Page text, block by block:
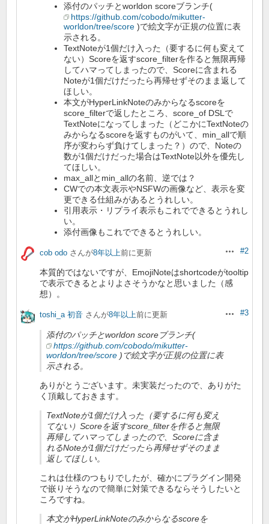
添付のパッチとworldon scoreブランチ(
https://github.com/cobodo/mikutter-
worldon/tree/score )で絵文字が正規の位置に表
示される。
TextNoteが1個だけ入った（要するに何も変えて
ない）Scoreを返すscore_filterを作ると無限再帰
してハマってしまったので、Scoreに含まれる
Noteが1個だけだったら再帰せずそのまま返して
ほしい。
本文がHyperLinkNoteのみからなるscoreを
score_filterで返したところ、score_of DSLで
TextNoteになってしまった（どこかにTextNoteの
みからなるscoreを返すものがいて、min_allで順
序が変わらず負けてしまった？）ので、Noteの
数が1個だけだった場合はTextNote以外を優先し
てほしい。
max_allとmin_allの名前、逆では？
CWでの本文表示やNSFWの画像など、表示を変
更できる仕組みがあるとうれしい。
引用表示・リプライ表示もこれでできるとうれし
い。
添付画像もこれでできるとうれしい。
操作#2
cob odo さんが8年以上前に更新
本質的ではないですが、EmojiNoteはshortcodeがtooltip
で表示できるとよりよさそうかなと思いました（感
想）。
操作#3
toshi_a 初音 さんが8年以上前に更新
添付のパッチとworldon scoreブランチ(
https://github.com/cobodo/mikutter-
worldon/tree/score )で絵文字が正規の位置に表
示される。
ありがとうございます。未実装だったので、ありがた
く頂戴しておきます。
TextNoteが1個だけ入った（要するに何も変え
てない）Scoreを返すscore_filterを作ると無限
再帰してハマってしまったので、Scoreに含ま
れるNoteが1個だけだったら再帰せずそのまま
返してほしい。
これは仕様のつもりでしたが、確かにプラグイン開発
で嵌りそうなので簡単に対策できるならそうしたいと
ころですね。
本文がHyperLinkNoteのみからなるscoreを